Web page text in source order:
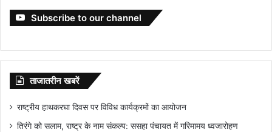
Subscribe to our channel
ताजातरीन खबरें
राष्ट्रीय हाथकरघा दिवस पर विविध कार्यक्रमों का आयोजन
तिरंगे को सलाम, राष्ट्र के नाम संकल्प: ससहा पंचायत में गरिमामय ध्वजारोहण